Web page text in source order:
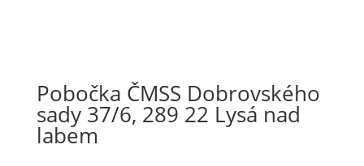
Pobočka ČMSS Dobrovského
sady 37/6, 289 22 Lysá nad
labem